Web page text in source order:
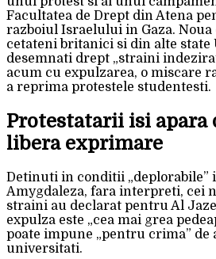
Facultatea de Drept din Atena
razboiul Israelului in Gaza.
cetateni britanici si din alte state
desemnati drept „straini
acum cu expulzarea, o miscare
a reprima protestele studentesti.
Protestatarii isi apara
libera exprimare
Detinuti in conditii „deplorabile”
Amygdaleza, fara interpreti, cei
straini au declarat pentru Al
expulza este „cea mai grea
poate impune „pentru crima”
universitati.